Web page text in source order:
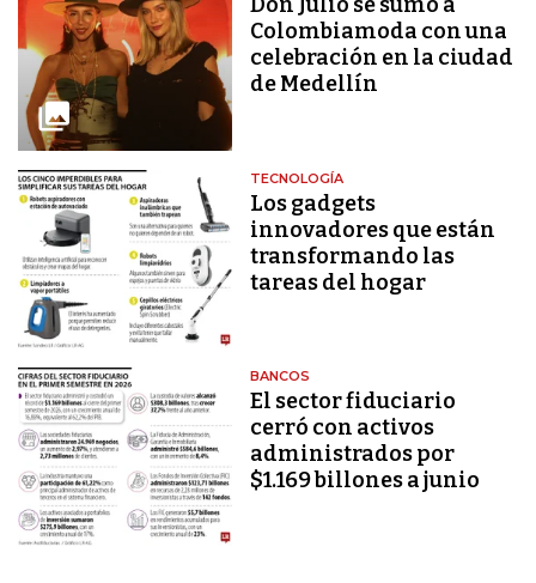
Colombiamoda con una
celebración en la ciudad
de Medellín
TECNOLOGÍA
Los gadgets
innovadores que están
transformando las
tareas del hogar
BANCOS
El sector fiduciario
cerró con activos
administrados por
$1.169 billones a junio